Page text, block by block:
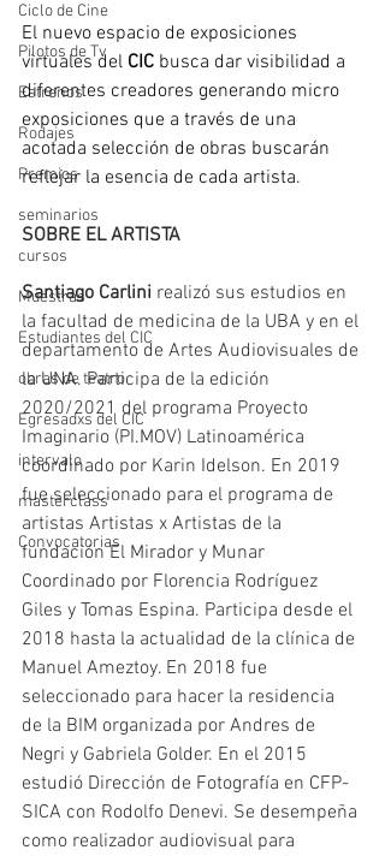
Ciclo de Cine
Pilotos de Tv
Estrenos
Rodajes
Premios
seminarios
cursos
Muestras
Estudiantes del CIC
obras de teatro
Egresadxs del CIC
intervalo
masterclass
Convocatorias
El nuevo espacio de exposiciones
virtuales del CIC busca dar visibilidad a
diferentes creadores generando micro
exposiciones que a través de una
acotada selección de obras buscarán
reflejar la esencia de cada artista.
SOBRE EL ARTISTA
Santiago Carlini realizó sus estudios en
la facultad de medicina de la UBA y en el
departamento de Artes Audiovisuales de
la UNA. Participa de la edición
2020/2021 del programa Proyecto
Imaginario (PI.MOV) Latinoamérica
coordinado por Karin Idelson. En 2019
fue seleccionado para el programa de
artistas Artistas x Artistas de la
fundación El Mirador y Munar
Coordinado por Florencia Rodríguez
Giles y Tomas Espina. Participa desde el
2018 hasta la actualidad de la clínica de
Manuel Ameztoy. En 2018 fue
seleccionado para hacer la residencia
de la BIM organizada por Andres de
Negri y Gabriela Golder. En el 2015
estudió Dirección de Fotografía en CFP-
SICA con Rodolfo Denevi. Se desempeña
como realizador audiovisual para